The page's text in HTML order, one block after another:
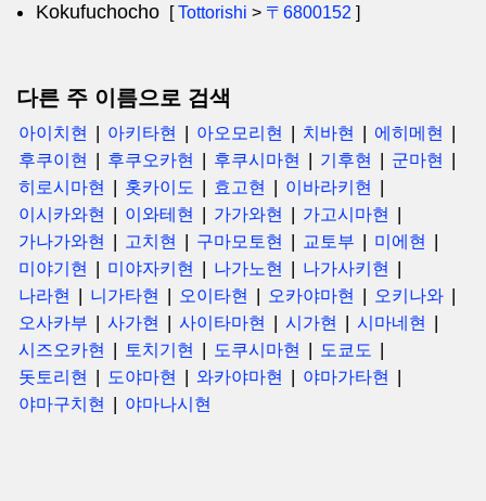
Kokufuchocho [Tottorishi > 〒6800152 ]
다른 주 이름으로 검색
아이치현 아키타현 아오모리현 치바현
에히메현
후쿠이현
후쿠오카현 후쿠시마현 기후현
군마현
히로시마현
홋카이도 효고현
이바라키현
이시카와현
이와테현 가가와현
가고시마현
가나가와현
고치현 구마모토현 교토부
미에현
미야기현
미야자키현 나가노현
나가사키현
나라현
니가타현 오이타현 오카야마현
오키나와
오사카부
사가현 사이타마현 시가현
시마네현
시즈오카현
토치기현 도쿠시마현
도쿄도
돗토리현
도야마현 와카야마현
야마가타현
야마구치현
야마나시현